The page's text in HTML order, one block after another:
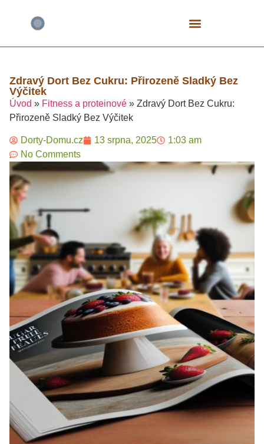
Zdravý Dort Bez Cukru: Přirozeně Sladký Bez
Výčitek
Úvod » Fitness a proteinové » Zdravý Dort Bez Cukru:
Přirozeně Sladký Bez Výčitek
Dorty-Domu.cz 13 srpna, 2025
1:03 am
No Comments